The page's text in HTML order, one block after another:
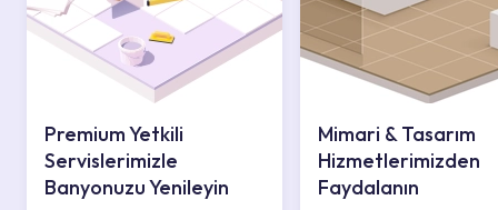
Premium Yetkili
Servislerimizle
Banyonuzu Yenileyin
Mimari & Tasarım
Hizmetlerimizden
Faydalanın